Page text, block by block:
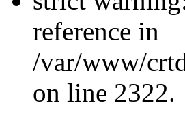
reference in
/var/www/
on line 2322.